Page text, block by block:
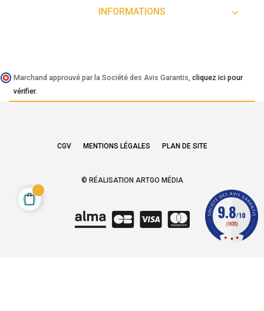
INFORMATIONS 
Marchand approuvé par la Société des Avis Garantis, cliquez ici pour
vérifier.
CGV MENTIONS LÉGALES PLAN DE SITE
© RÉALISATION ARTGO MÉDIA